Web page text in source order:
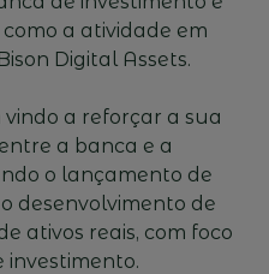
a atividade em
Digital Assets.
a reforçar a sua
a banca e a
o lançamento de
desenvolvimento de
ativos reais, com foco
investimento.